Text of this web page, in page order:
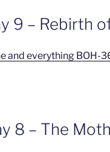
9 – Rebirth
and everything BOH-
8 – The